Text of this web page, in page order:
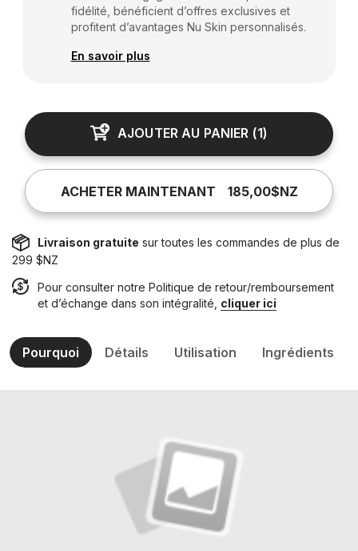
fidélité, bénéficient d’offres exclusives et
profitent d’avantages Nu Skin personnalisés.
En savoir plus
AJOUTER AU PANIER (1)
ACHETER MAINTENANT 185,00$NZ
Livraison gratuite sur toutes les commandes de plus de
299 $NZ
Pour consulter notre Politique de retour/remboursement
et d’échange dans son intégralité, cliquer ici
Pourquoi Détails Utilisation Ingrédients